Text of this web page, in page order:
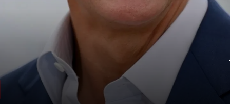
नेटवर्थ पर डालते हैं एक नजर
आइए टॉम क्रूज की नेटवर्थ पर एक नजर डालते हैं.